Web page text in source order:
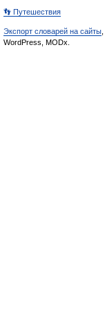
👣 Путешествия
Экспорт словарей на сайты
WordPress, MODx.